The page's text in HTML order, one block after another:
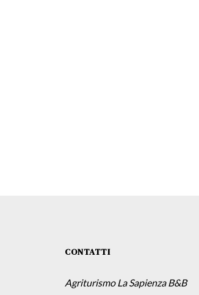
CONTATTI
Agriturismo La Sapienza B&B